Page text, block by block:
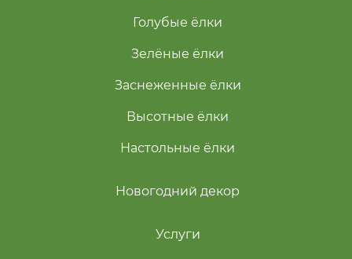
Голубые ёлки
Зелёные ёлки
Заснеженные ёлки
Высотные ёлки
Настольные ёлки
Услуги
Новогодний декор